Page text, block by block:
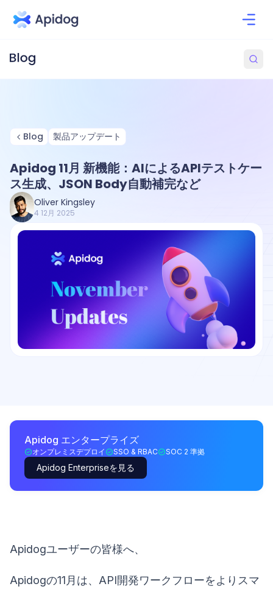
Blog 製品アップデート
Apidog 11月 新機能：AIによるAPIテストケー
ス生成、JSON Body自動補完など
Oliver Kingsley
4 12月 2025
Apidog エンタープライズ
オンプレミスデプロイ SSO & RBAC SOC 2 準拠
Apidog Enterpriseを見る
Apidogユーザーの皆様へ、
Apidogの11月は、API開発ワークフローをよりスマ